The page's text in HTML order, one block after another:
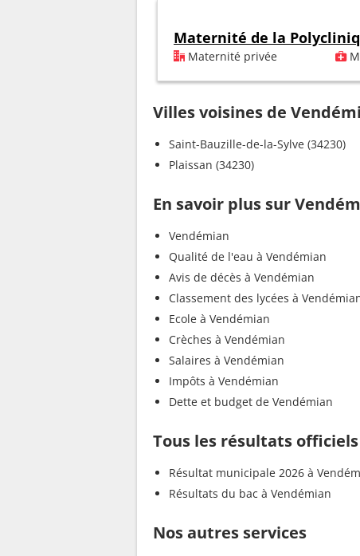
Maternité de la
Maternité privée
Villes voisines de
Saint-Bauzille-de-la-Sylve (34230)
Plaissan (34230)
En savoir plus sur
Vendémian
Qualité de l'eau à Vendémian
Avis de décès à Vendémian
Classement des lycées à
Ecole à Vendémian
Crèches à Vendémian
Salaires à Vendémian
Impôts à Vendémian
Dette et budget de Vendémian
Tous les résultats
Résultat municipale 2026 à
Résultats du bac à Vendémian
Nos autres services